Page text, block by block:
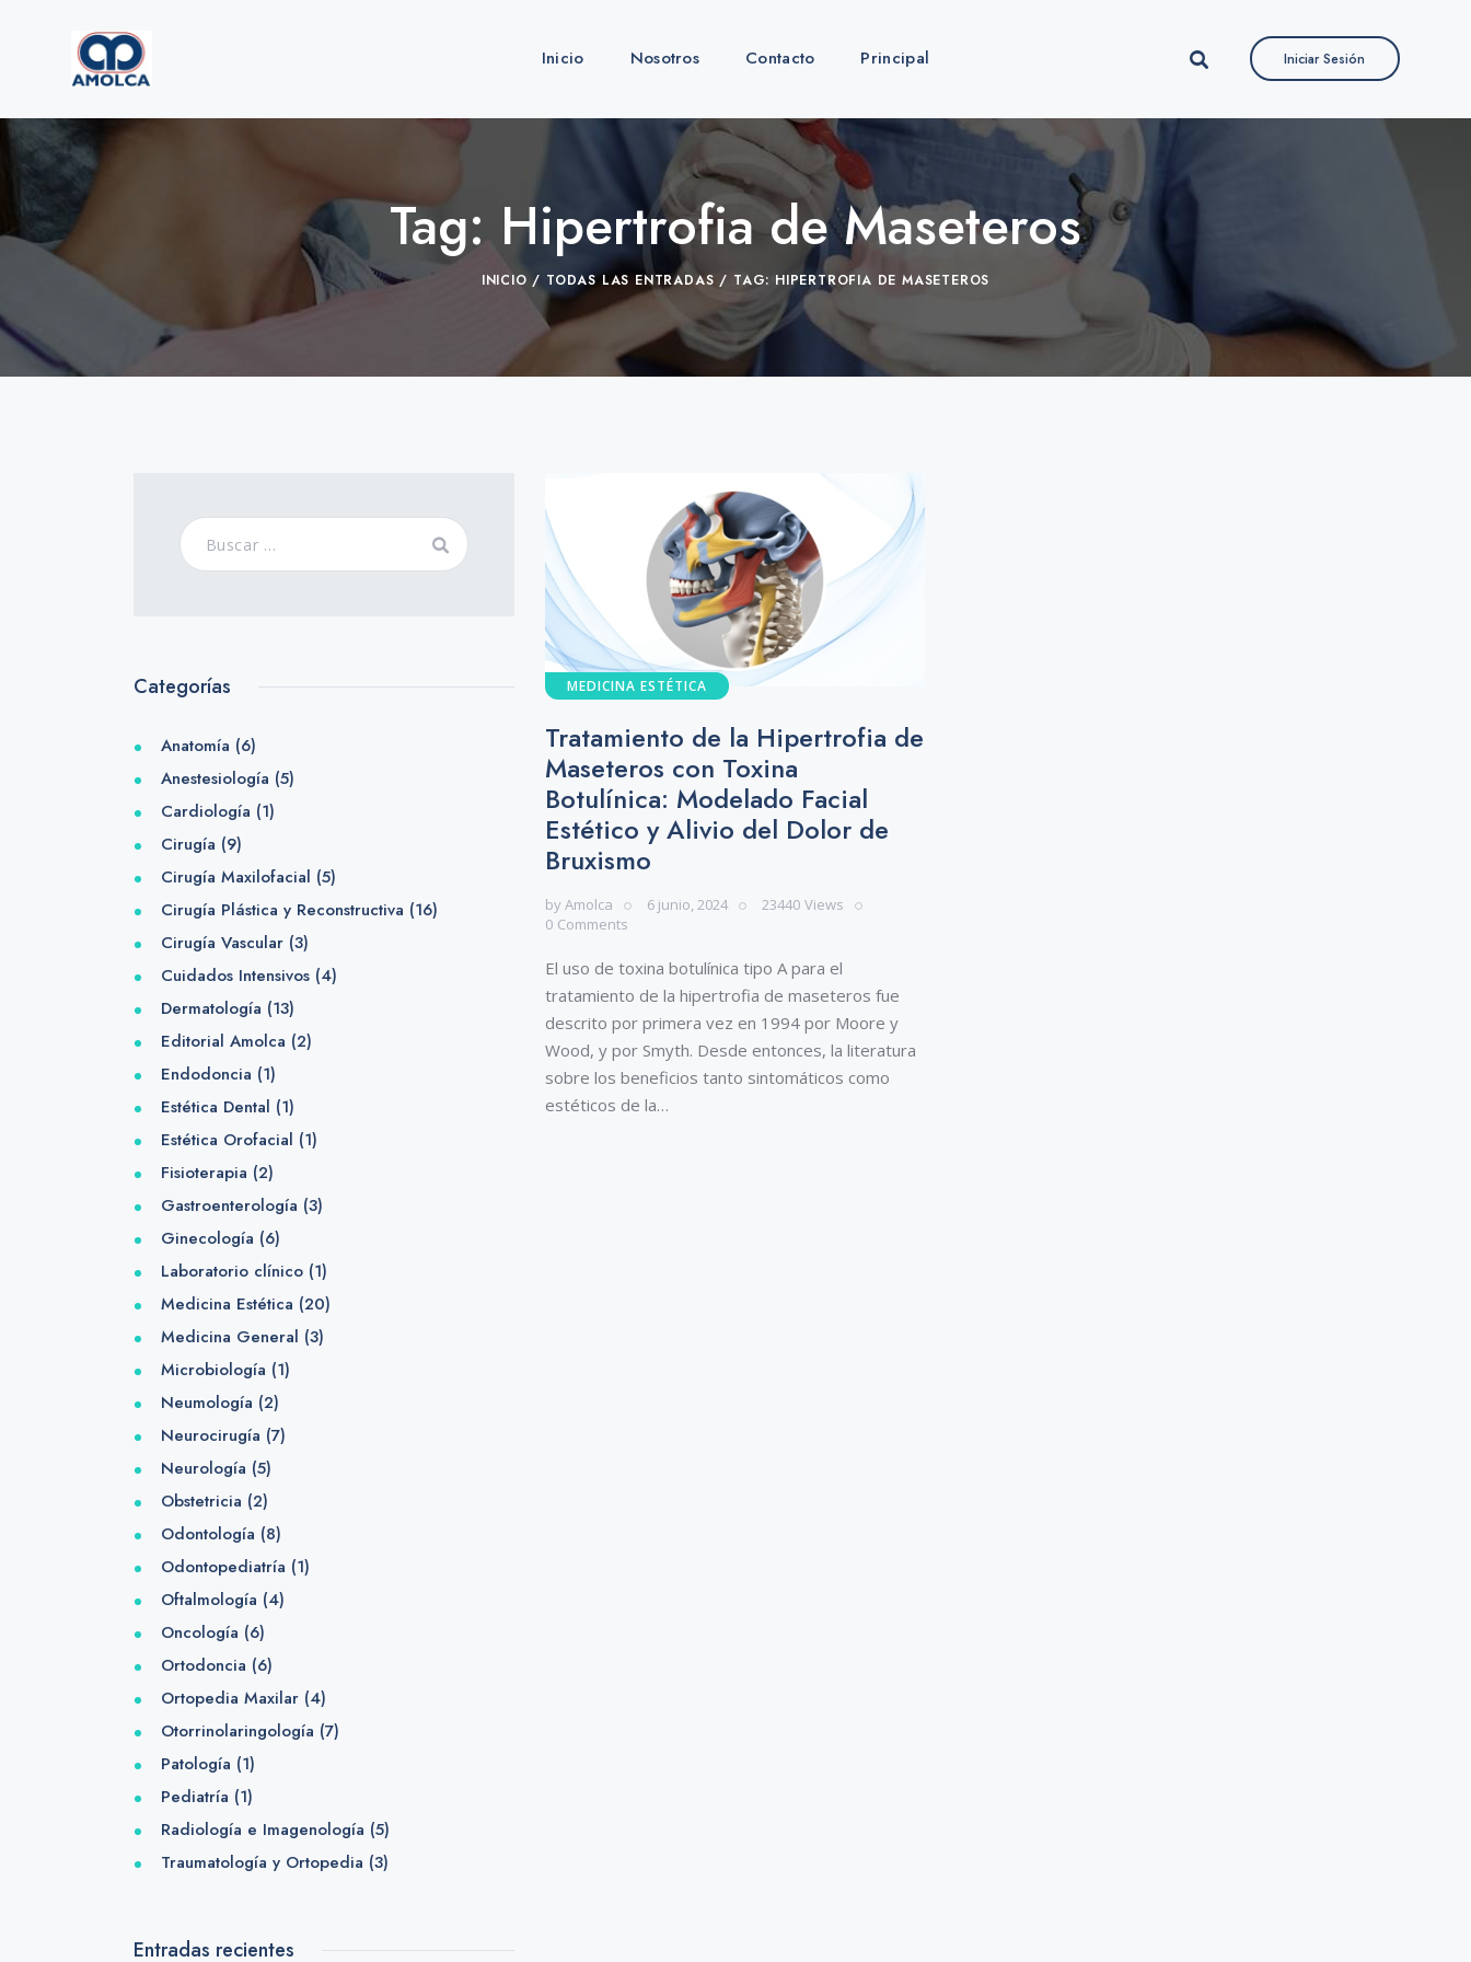
Inicio Nosotros Contacto Principal Iniciar Sesión
Tag: Hipertrofia de Maseteros
INICIO TODAS LAS ENTRADAS TAG: HIPERTROFIA DE MASETEROS
MEDICINA ESTÉTICA
Tratamiento de la Hipertrofia de
Maseteros con Toxina
Botulínica: Modelado Facial
Estético y Alivio del Dolor de
Bruxismo
byAmolca 6 junio, 2024 23440 Views
0 Comments
El uso de toxina botulínica tipo A para el
tratamiento de la hipertrofia de maseteros fue
descrito por primera vez en 1994 por Moore y
Wood, y por Smyth. Desde entonces, la literatura
sobre los beneficios tanto sintomáticos como
estéticos de la…
Categorías
Anatomía (6)
Anestesiología (5)
Cardiología (1)
Cirugía (9)
Cirugía Maxilofacial (5)
Cirugía Plástica y Reconstructiva (16)
Cirugía Vascular(3)
Cuidados Intensivos(4)
Dermatología (13)
Editorial Amolca (2)
Endodoncia (1)
Estética Dental (1)
Estética Orofacial (1)
Fisioterapia (2)
Gastroenterología (3)
Ginecología (6)
Laboratorio clínico(1)
Medicina Estética (20)
Medicina General (3)
Microbiología (1)
Neumología (2)
Neurocirugía (7)
Neurología (5)
Obstetricia (2)
Odontología (8)
Odontopediatría (1)
Oftalmología (4)
Oncología (6)
Ortodoncia (6)
Ortopedia Maxilar(4)
Otorrinolaringología (7)
Patología (1)
Pediatría (1)
Radiología e Imagenología (5)
Traumatología y Ortopedia (3)
Entradas recientes